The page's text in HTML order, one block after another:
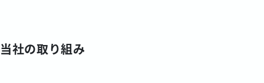
当社の取り組み